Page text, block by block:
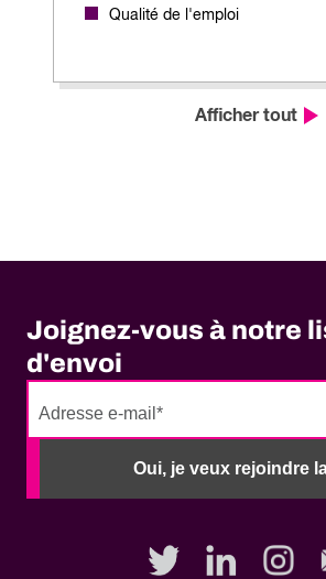
Qualité de l'emploi
Afficher tout
Joignez-vous à notre
d'envoi
Oui, je veux rejoindre
No
fill